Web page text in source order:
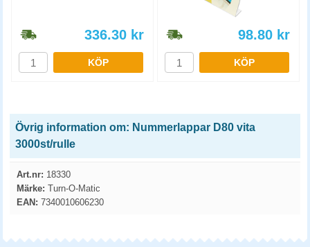
336.30 kr
KÖP
98.80 kr
KÖP
Övrig information om: Nummerlappar D80 vita
3000st/rulle
Art.nr: 18330
Märke: Turn-O-Matic
EAN: 7340010606230